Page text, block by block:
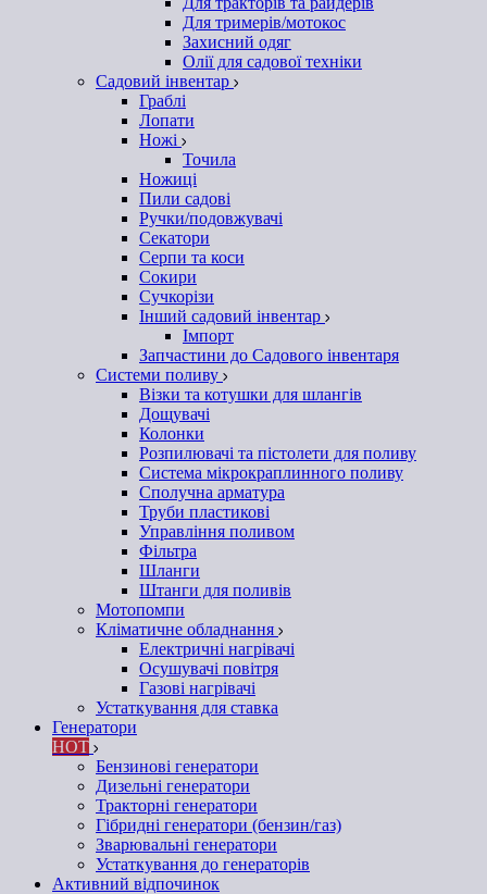
Для тримерів/мотокос
Захисний одяг
Олії для садової техніки
Садовий інвентар
Граблі
Лопати
Ножі
Точила
Ножиці
Пили садові
Ручки/подовжувачі
Секатори
Серпи та коси
Сокири
Сучкорізи
Інший садовий інвентар
Імпорт
Запчастини до Садового інвентаря
Системи поливу
Візки та котушки для шлангів
Дощувачі
Колонки
Розпилювачі та пістолети для поливу
Система мікрокраплинного поливу
Сполучна арматура
Труби пластикові
Управління поливом
Фільтра
Шланги
Штанги для поливів
Мотопомпи
Кліматичне обладнання
Електричні нагрівачі
Осушувачі повітря
Газові нагрівачі
Устаткування для ставка
Генератори
HOT
Бензинові генератори
Дизельні генератори
Тракторні генератори
Гібридні генератори (бензин/газ)
Зварювальні генератори
Устаткування до генераторів
Активний відпочинок